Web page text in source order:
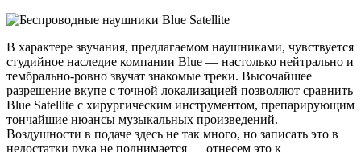
В характере звучания, предлагаемом наушниками, чувствуется
студийное наследие компании Blue — настолько нейтрально и
тембрально-ровно звучат знакомые треки. Высочайшее
разрешение вкупе с точной локализацией позволяют сравнить
Blue Satellite с хирургическим инструментом, препарирующим
тончайшие нюансы музыкальных произведений.
Воздушности в подаче здесь не так много, но записать это в
недостатки рука не поднимается — отнесем это к